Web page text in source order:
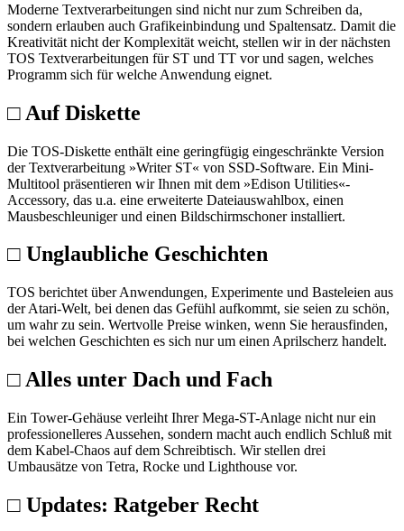
Moderne Textverarbeitungen sind nicht nur zum Schreiben da,
sondern erlauben auch Grafikeinbindung und Spaltensatz. Damit die
Kreativität nicht der Komplexität weicht, stellen wir in der nächsten
TOS Textverarbeitungen für ST und TT vor und sagen, welches
Programm sich für welche Anwendung eignet.
□ Auf Diskette
Die TOS-Diskette enthält eine geringfügig eingeschränkte Version
der Textverarbeitung »Writer ST« von SSD-Software. Ein Mini-
Multitool präsentieren wir Ihnen mit dem »Edison Utilities«-
Accessory, das u.a. eine erweiterte Dateiauswahlbox, einen
Mausbeschleuniger und einen Bildschirmschoner installiert.
□ Unglaubliche Geschichten
TOS berichtet über Anwendungen, Experimente und Basteleien aus
der Atari-Welt, bei denen das Gefühl aufkommt, sie seien zu schön,
um wahr zu sein. Wertvolle Preise winken, wenn Sie herausfinden,
bei welchen Geschichten es sich nur um einen Aprilscherz handelt.
□ Alles unter Dach und Fach
Ein Tower-Gehäuse verleiht Ihrer Mega-ST-Anlage nicht nur ein
professionelleres Aussehen, sondern macht auch endlich Schluß mit
dem Kabel-Chaos auf dem Schreibtisch. Wir stellen drei
Umbausätze von Tetra, Rocke und Lighthouse vor.
□ Updates: Ratgeber Recht